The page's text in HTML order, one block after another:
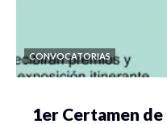
CONVOCATORIAS
1er Certamen